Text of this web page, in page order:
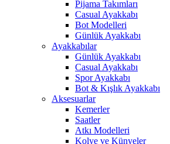
Pijama Takımları
Casual Ayakkabı
Bot Modelleri
Günlük Ayakkabı
Ayakkabılar
Günlük Ayakkabı
Casual Ayakkabı
Spor Ayakkabı
Bot & Kışlık Ayakkabı
Aksesuarlar
Kemerler
Saatler
Atkı Modelleri
Kolye ve Künyeler